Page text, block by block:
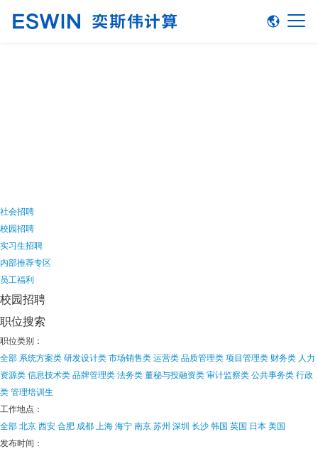
社会招聘
校园招聘
实习生招聘
内部推荐专区
员工福利
校园招聘
职位搜索
职位类别：
全部 系统方案类研发设计类市场销售类运营类品质管理类项目管理类 财务类 人力
资源类信息技术类品牌管理类法务类董秘与投融资类审计监察类公共事务类行政
类管理培训生
工作地点：
全部北京西安合肥 成都 上海海宁南京苏州 深圳 长沙韩国 英国 日本美国
发布时间：